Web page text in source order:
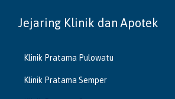
Jejaring Klinik dan Apotek
Klinik Pratama Pulowatu
Klinik Pratama Semper